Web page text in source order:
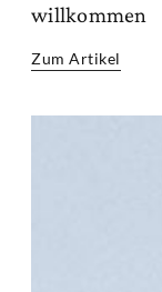
willkommen
Zum Artikel